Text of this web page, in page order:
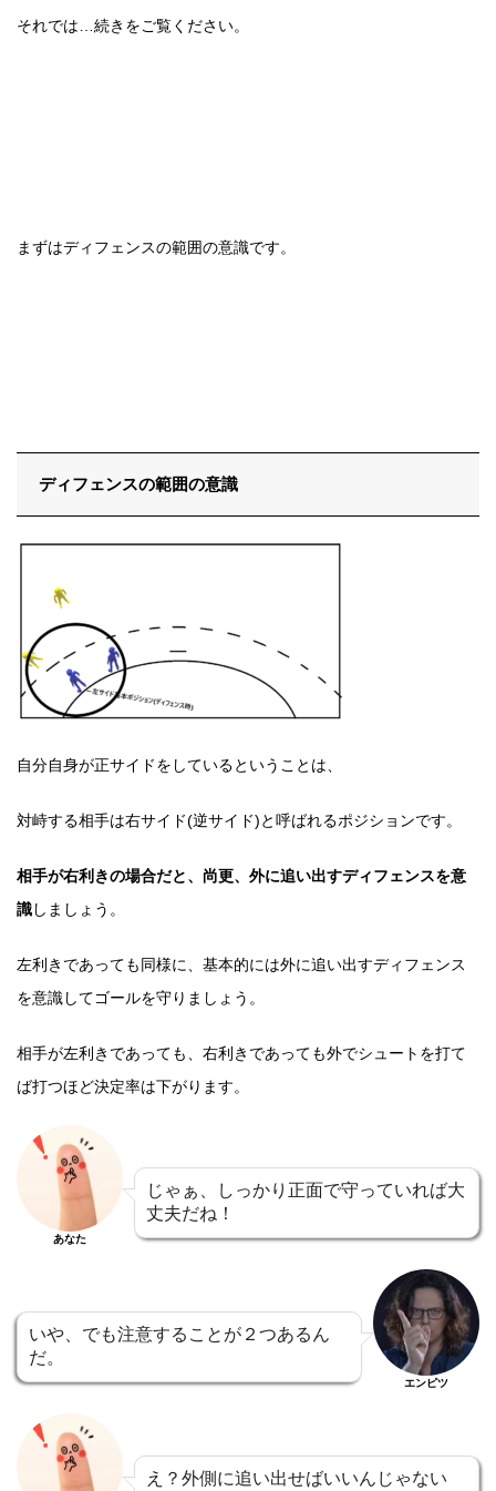
それでは…続きをご覧ください。
まずはディフェンスの範囲の意識です。
ディフェンスの範囲の意識
自分自身が正サイドをしているということは、
対峙する相手は右サイド(逆サイド)と呼ばれるポジションです。
相手が右利きの場合だと、尚更、外に追い出すディフェンスを意
識しましょう。
左利きであっても同様に、基本的には外に追い出すディフェンス
を意識してゴールを守りましょう。
相手が左利きであっても、右利きであっても外でシュートを打て
ば打つほど決定率は下がります。
あなた
じゃぁ、しっかり正面で守っていれば大
丈夫だね！
いや、でも注意することが２つあるん
だ。
エンピツ
え？外側に追い出せばいいんじゃない